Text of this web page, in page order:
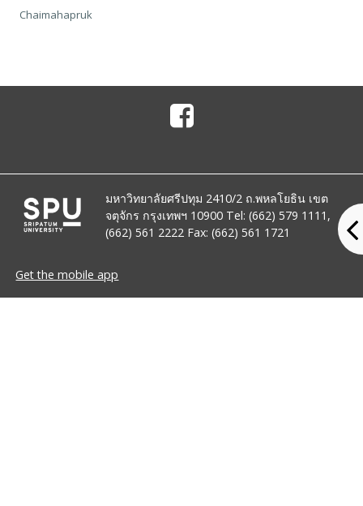
Chaimahapruk
มหาวิทยาลัยศรีปทุม 2410/2 ถ.พหลโยธิน เขต
จตุจักร กรุงเทพฯ 10900 Tel: (662) 579 1111,
(662) 561 2222 Fax: (662) 561 1721
Get the mobile app